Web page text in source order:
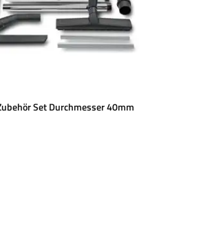
Set Durchmesser 40mm